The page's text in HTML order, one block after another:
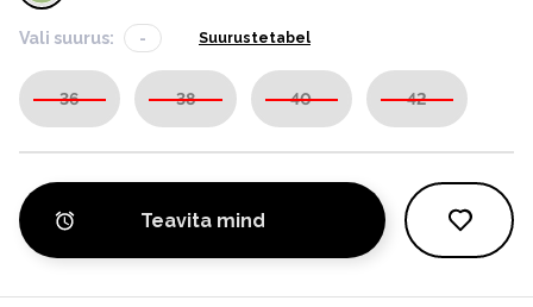
Vali suurus: - Suurustetabel
36 38 40 42
Teavita mind